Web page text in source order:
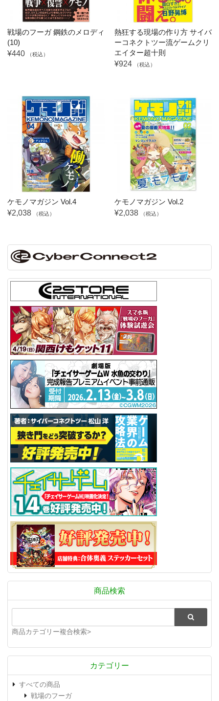
戦場のフーガ 鋼鉄のメロディ
(10)
¥440
（税込）
熱狂する現場の作り方 サイバ
ーコネクトツー流ゲームクリ
エイター超十則
¥924
（税込）
ケモノマガジン Vol.4
¥2,038
（税込）
ケモノマガジン Vol.2
¥2,038
（税込）
商品検索
商品カテゴリー複合検索>
カテゴリー
すべての商品
戦場のフーガ